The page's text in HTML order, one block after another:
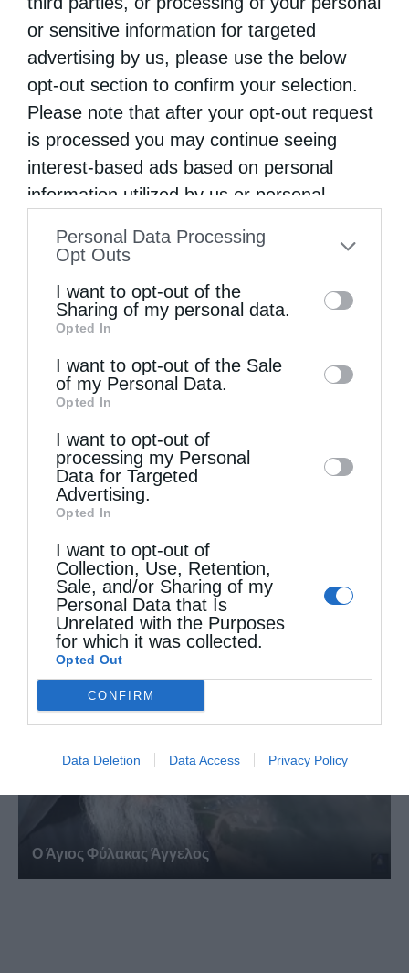
or sensitive information for targeted
advertising by us, please use the below
opt-out section to confirm your selection.
Please note that after your opt-out request
is processed you may continue seeing
interest-based ads based on personal
information utilized by us or personal
to your opt-out. You may separately opt-out
information by third parties on the IAB’s list
of downstream participants. This
information may also be disclosed by us to
third parties on theIAB’s List of
Downstream Participants
disclose it to other third parties.
Personal Data Processing
Opt Outs
I want to opt-out of the
Sharing of my personal data.
Opted In
I want to opt-out of the Sale
of my Personal Data.
Opted In
I want to opt-out of
processing my Personal
Data for Targeted
Advertising.
Opted In
I want to opt-out of
Collection, Use, Retention,
Sale, and/or Sharing of my
Personal Data that Is
Unrelated with the Purposes
for which it was collected.
Opted Out
CONFIRM
Data Deletion Data Access Privacy Policy
Ηθική ελευθερία
Η Εξομολόγηση
Πού αναζητάς την ευτυχία
Ο Άγιος Φύλακας Άγγελος